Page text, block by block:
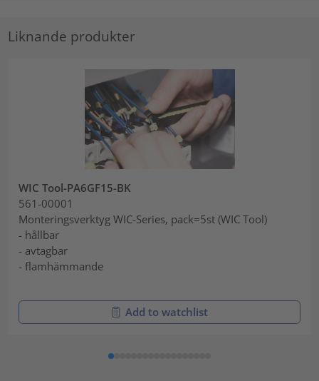
Liknande produkter
WIC Tool-PA6GF15-BK
561-00001
Monteringsverktyg WIC-Series, pack=5st (WIC Tool)
- hållbar
- avtagbar
- flamhämmande
Add to watchlist